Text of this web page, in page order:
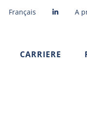
Français A
CARRIERE